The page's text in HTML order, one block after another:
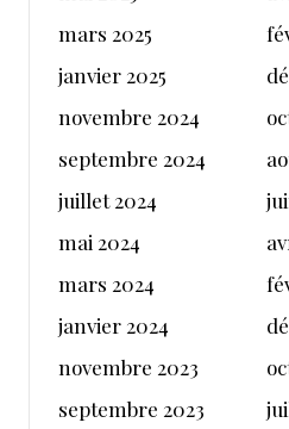
mars 2025
janvier 2025
novembre 2024
septembre 2024
juillet 2024
mai 2024
mars 2024
janvier 2024
novembre 2023
septembre 2023